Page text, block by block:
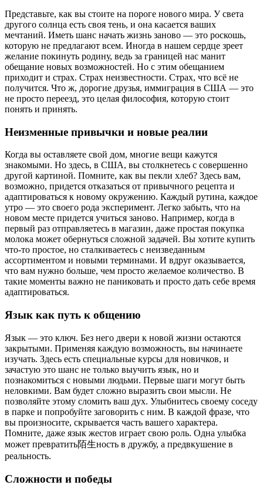
Представьте, как вы стоите на пороге нового мира. У света
другого солнца есть своя тень, и она касается ваших
мечтаний. Иметь шанс начать жизнь заново — это роскошь,
которую не предлагают всем. Иногда в нашем сердце зреет
желание покинуть родину, ведь за границей нас манит
обещание новых возможностей. Но с этим обещанием
приходит и страх. Страх неизвестности. Страх, что всё не
получится. Что ж, дорогие друзья, иммиграция в США — это
не просто переезд, это целая философия, которую стоит
понять и принять.
Неизменные привычки и новые реалии
Когда вы оставляете свой дом, многие вещи кажутся
знакомыми. Но здесь, в США, вы столкнетесь с совершенно
другой картиной. Помните, как вы пекли хлеб? Здесь вам,
возможно, придется отказаться от привычного рецепта и
адаптироваться к новому окружению. Каждый рутина, каждое
утро — это своего рода эксперимент. Легко забыть, что на
новом месте придется учиться заново. Например, когда в
первый раз отправляетесь в магазин, даже простая покупка
молока может обернуться сложной задачей. Вы хотите купить
что-то простое, но сталкиваетесь с неизведанным
ассортиментом и новыми терминами. И вдруг оказывается,
что вам нужно больше, чем просто желаемое количество. В
такие моменты важно не паниковать и просто дать себе время
адаптироваться.
Язык как путь к общению
Язык — это ключ. Без него двери к новой жизни остаются
закрытыми. Применяя каждую возможность, вы начинаете
изучать. Здесь есть специальные курсы для новичков, и
зачастую это шанс не только выучить язык, но и
познакомиться с новыми людьми. Первые шаги могут быть
неловкими. Вам будет сложно выразить свои мысли. Не
позволяйте этому сломить ваш дух. Улыбнитесь своему соседу
в парке и попробуйте заговорить с ним. В каждой фразе, что
вы произносите, скрывается часть вашего характера.
Помните, даже язык жестов играет свою роль. Одна улыбка
может превратить陌生ность в дружбу, а предвкушение в
реальность.
Сложности и победы